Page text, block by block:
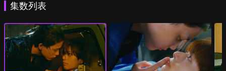
集数列表